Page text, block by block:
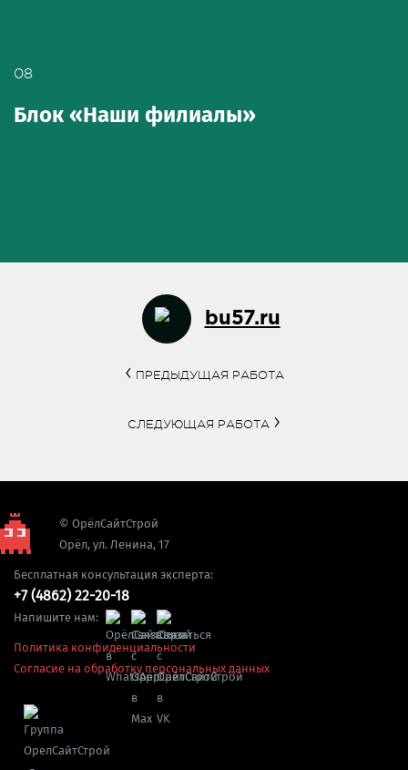
08
Блок «Наши филиалы»
bu57.ru
ПРЕДЫДУЩАЯ РАБОТА
СЛЕДУЮЩАЯ РАБОТА
© ОрёлСайтСтрой
Орёл, ул. Ленина, 17
Бесплатная консультация эксперта:
+7 (4862) 22-20-18
Напишите нам:
Политика конфиденциальности
Согласие на обработку персональных данных